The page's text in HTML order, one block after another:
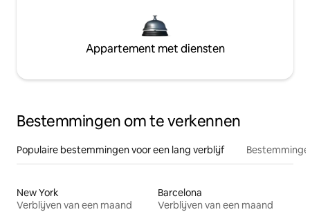
Appartement met diensten
Bestemmingen om te verkennen
Populaire bestemmingen voor een lang verblijf
New York
Verblijven van een maand
Barcelona
Verblijven van een maand